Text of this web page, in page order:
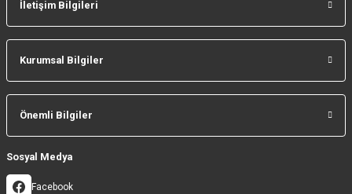
İletişim Bilgileri
Kurumsal Bilgiler
Önemli Bilgiler
Sosyal Medya
Facebook